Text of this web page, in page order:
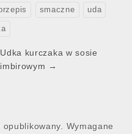
smaczne uda
Udka kurczaka w sosie
imbirowym →
Wymagane